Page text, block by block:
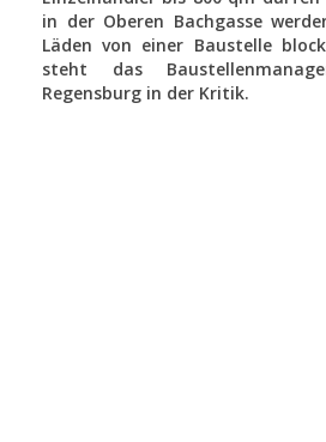
in der Oberen Bachgasse
Läden von einer Baustelle
steht das
Regensburg in der Kritik.